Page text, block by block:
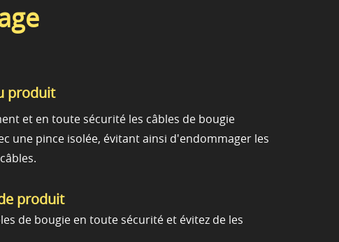
produit
et en toute sécurité les câbles de bougie
une pince isolée, évitant ainsi d'endommager les
produit
de bougie en toute sécurité et évitez de les